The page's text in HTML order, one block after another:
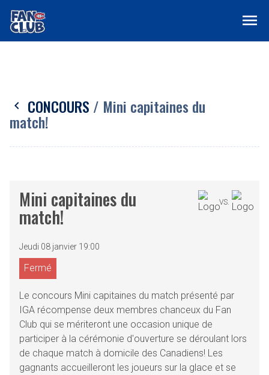
menu
chevron_left CONCOURS / Mini capitaines du
match!
Mini capitaines du
match!
Jeudi 08 janvier 19:00
VS.
Fermé
Le concours Mini capitaines du match présenté par
IGA récompense deux membres chanceux du Fan
Club qui se mériteront une occasion unique de
participer à la cérémonie d'ouverture se déroulant lors
de chaque match à domicile des Canadiens! Les
gagnants accueilleront les joueurs sur la glace et se